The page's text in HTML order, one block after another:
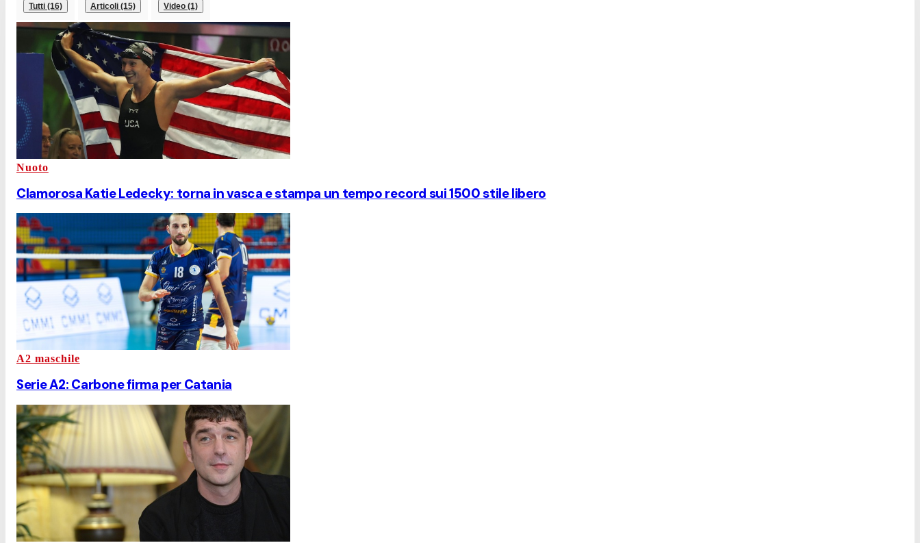
Tutti (16) Articoli (15) Video (1)
Nuoto
Clamorosa Katie Ledecky: torna in vasca e stampa un tempo record sui 1500 stile libero
A2 maschile
Serie A2: Carbone firma per Catania